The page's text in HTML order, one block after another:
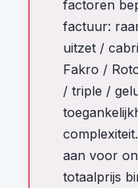
factoren
factuur:
uitzet /
Fakro /
/ triple /
aan voor
totaalprijs